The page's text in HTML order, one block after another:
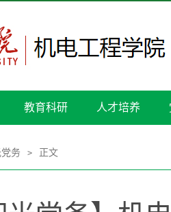
教育科研 人才培养
务 > 正文